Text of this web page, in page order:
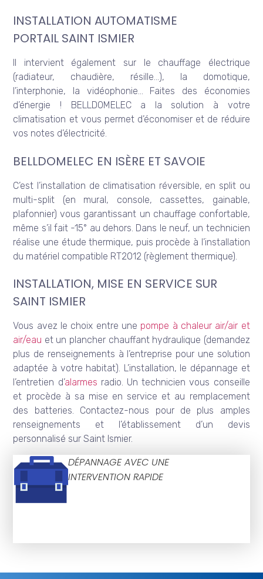
INSTALLATION AUTOMATISME
PORTAIL SAINT ISMIER
Il intervient également sur le chauffage électrique
(radiateur, chaudière, résille…), la domotique,
l’interphonie, la vidéophonie… Faites des économies
d’énergie ! BELLDOMELEC a la solution à votre
climatisation et vous permet d’économiser et de réduire
vos notes d’électricité.
BELLDOMELEC EN ISÈRE ET SAVOIE
C’est l’installation de climatisation réversible, en split ou
multi-split (en mural, console, cassettes, gainable,
plafonnier) vous garantissant un chauffage confortable,
même s’il fait -15° au dehors. Dans le neuf, un technicien
réalise une étude thermique, puis procède à l’installation
du matériel compatible RT2012 (règlement thermique).
INSTALLATION, MISE EN SERVICE SUR
SAINT ISMIER
Vous avez le choix entre une pompe à chaleur air/air et
air/eau et un plancher chauffant hydraulique (demandez
plus de renseignements à l’entreprise pour une solution
adaptée à votre habitat). L’installation, le dépannage et
l’entretien d’alarmes radio. Un technicien vous conseille
et procède à sa mise en service et au remplacement
des batteries. Contactez-nous pour de plus amples
renseignements et l’établissement d’un devis
personnalisé sur Saint Ismier.
DÉPANNAGE AVEC UNE
INTERVENTION RAPIDE